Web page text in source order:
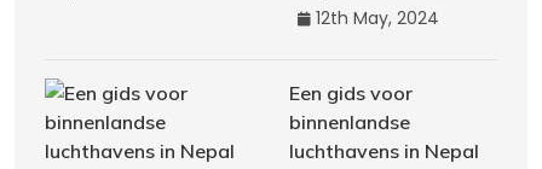
12th May, 2024
Een gids voor
binnenlandse
luchthavens in Nepal